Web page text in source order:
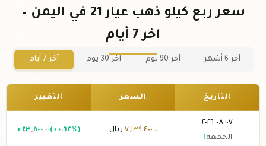
سعر ربع كيلو ذهب عيار 21 في اليمن –
اخر 7 أيام
آخر 6 أشهر آخر 90 يوم آخر 30 يوم آخر 7 أيام
التاريخ السعر التغيير
٠٧-٠٨-٢٠٢٦
الجمعة↑
٧,١٣٩,٤٠٠ .٠٠ ريال + ٤٣,٨٠٠ .٠٠ (+٠.٦٢%)